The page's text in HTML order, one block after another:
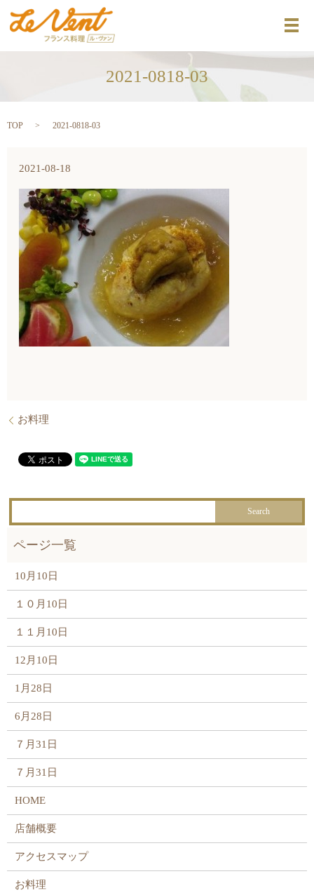
メ
2021-0818-03
TOP 2021-0818-03
2021-08-18
お料理
10月10日
１０月10日
１１月10日
12月10日
1月28日
6月28日
７月31日
７月31日
HOME
店舗概要
アクセスマップ
お料理